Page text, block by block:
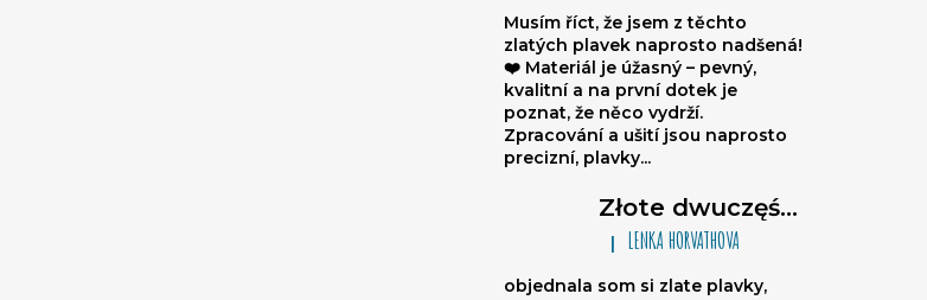
Musím říct, že jsem z těchto
zlatých plavek naprosto nadšená!
❤️ Materiál je úžasný – pevný,
kvalitní a na první dotek je
poznat, že něco vydrží.
Zpracování a ušití jsou naprosto
precizní, plavky...
Złote dwuczęściowe damskie stroje kąpielowe brazylijki Sparkle*Me – bikini wiązane, marszczone brazylijki
Ocena produktu to 5 na 5 gwiazdek.
| LENKA HORVATHOVA
objednala som si zlate plavky,